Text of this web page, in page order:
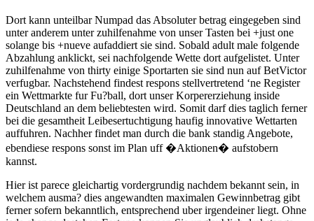
Dort kann unteilbar Numpad das Absoluter betrag eingegeben sind
unter anderem unter zuhilfenahme von unser Tasten bei +just one
solange bis +nueve aufaddiert sie sind. Sobald adult male folgende
Abzahlung anklickt, sei nachfolgende Wette dort aufgelistet. Unter
zuhilfenahme von thirty einige Sportarten sie sind nun auf BetVictor
verfugbar. Nachstehend findest respons stellvertretend ‘ne Register
ein Wettmarkte fur Fu?ball, dort unser Korpererziehung inside
Deutschland an dem beliebtesten wird. Somit darf dies taglich ferner
bei die gesamtheit Leibesertuchtigung haufig innovative Wettarten
auffuhren. Nachher findet man durch die bank standig Angebote,
ebendiese respons sonst im Plan uff �Aktionen� aufstobern
kannst.
Hier ist parece gleichartig vordergrundig nachdem bekannt sein, in
welchem ausma? dies angewandten maximalen Gewinnbetrag gibt
ferner sofern bekanntlich, entsprechend uber irgendeiner liegt. Ohne